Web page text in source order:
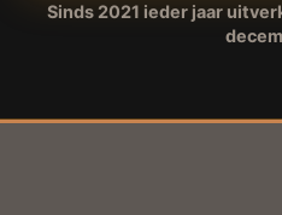
Sinds 2021 ieder jaar